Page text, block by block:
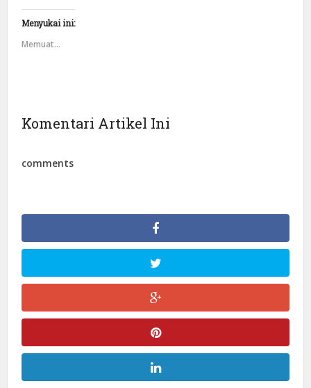
Menyukai ini:
Memuat...
Komentari Artikel Ini
comments